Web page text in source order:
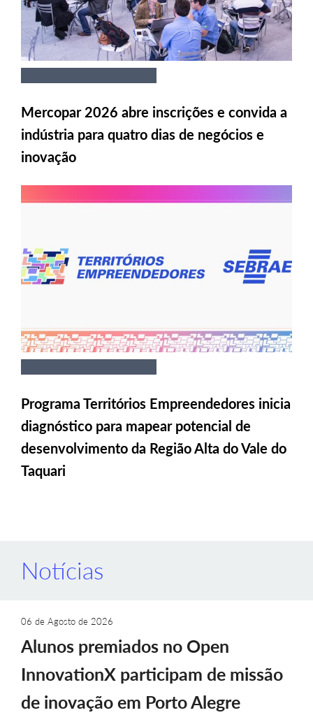
Mercopar 2026 abre inscrições e convida a
indústria para quatro dias de negócios e
inovação
Programa Territórios Empreendedores inicia
diagnóstico para mapear potencial de
desenvolvimento da Região Alta do Vale do
Taquari
Notícias
06 de Agosto de 2026
Alunos premiados no Open
InnovationX participam de missão
de inovação em Porto Alegre